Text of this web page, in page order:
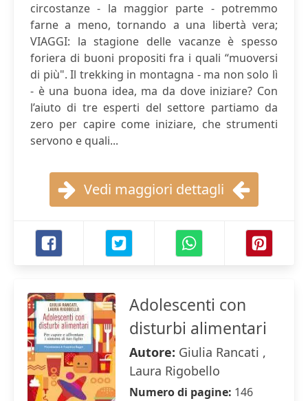
circostanze - la maggior parte - potremmo
farne a meno, tornando a una libertà vera;
VIAGGI: la stagione delle vacanze è spesso
foriera di buoni propositi fra i quali “muoversi
di più". Il trekking in montagna - ma non solo lì
- è una buona idea, ma da dove iniziare? Con
l’aiuto di tre esperti del settore partiamo da
zero per capire come iniziare, che strumenti
servono e quali...
Vedi maggiori dettagli
Adolescenti con
disturbi alimentari
Autore: Giulia Rancati ,
Laura Rigobello
Numero di pagine: 146